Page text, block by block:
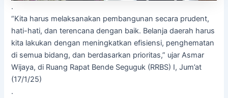
.
“Kita harus melaksanakan pembangunan secara prudent,
hati-hati, dan terencana dengan baik. Belanja daerah harus
kita lakukan dengan meningkatkan efisiensi, penghematan
di semua bidang, dan berdasarkan prioritas,” ujar Asmar
Wijaya, di Ruang Rapat Bende Seguguk (RRBS) I, Jum’at
(17/1/25)
.